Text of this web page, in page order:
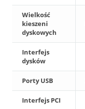
Wielkość
kieszeni
dyskowych
Interfejs
dysków
Porty USB
Interfejs PCI